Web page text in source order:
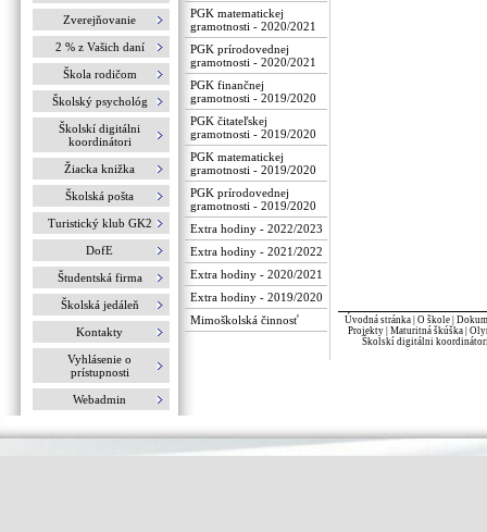
Zverejňovanie
2 % z Vašich daní
Škola rodičom
Školský psychológ
Školskí digitálni
koordinátori
Žiacka knižka
Školská pošta
Turistický klub GK2
DofE
Študentská firma
Školská jedáleň
Kontakty
Vyhlásenie o
prístupnosti
Webadmin
Úvodná stránka| O škole|
Projekty| Maturitná škúška|
Školskí digitálni
PGK matematickej
gramotnosti - 2020/2021
PGK prírodovednej
gramotnosti - 2020/2021
PGK finančnej
gramotnosti - 2019/2020
PGK čitateľskej
gramotnosti - 2019/2020
PGK matematickej
gramotnosti - 2019/2020
PGK prírodovednej
gramotnosti - 2019/2020
Extra hodiny - 2022/2023
Extra hodiny - 2021/2022
Extra hodiny - 2020/2021
Extra hodiny - 2019/2020
Mimoškolská činnosť